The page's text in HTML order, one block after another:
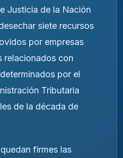
Justicia de la Nación
siete recursos
por empresas
relacionados con
por el
Tributaria
de la década de
firmes las